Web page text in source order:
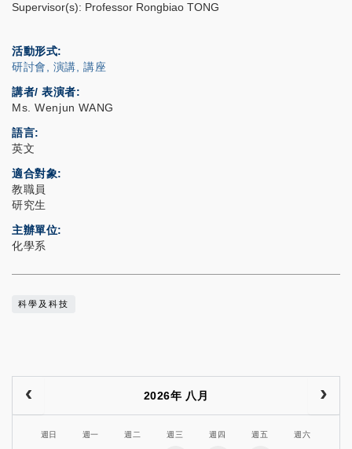
Supervisor(s): Professor Rongbiao TONG
活動形式
研討會, 演講, 講座
講者/ 表演者:
Ms. Wenjun WANG
語言
英文
適合對象
教職員
研究生
主辦單位
化學系
科學及科技
2026年 八月
週日 週一 週二 週三 週四 週五 週六